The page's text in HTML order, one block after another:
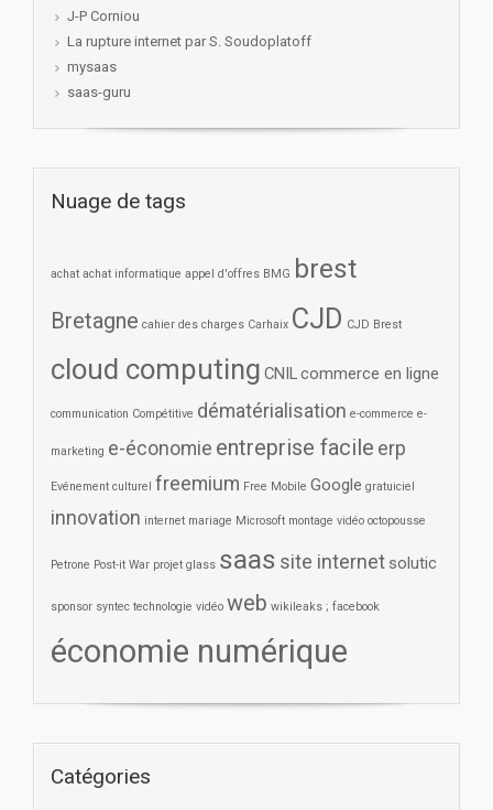
J-P Corniou
La rupture internet par S. Soudoplatoff
mysaas
saas-guru
Nuage de tags
achat achat informatique appel d'offres BMG brest
Bretagne cahier des charges Carhaix CJD CJD Brest
cloud computing CNILcommerce en ligne
communication Compétitive dématérialisation e-commerce e-
marketing e-économie entreprise facile erp
Evénement culturel freemium Free Mobile Google gratuiciel
innovation internet mariage Microsoft montage vidéo octopousse
Petrone Post-it War projet glass saas site internet solutic
sponsor syntec technologie vidéo web wikileaks ; facebook
économie numérique
Catégories